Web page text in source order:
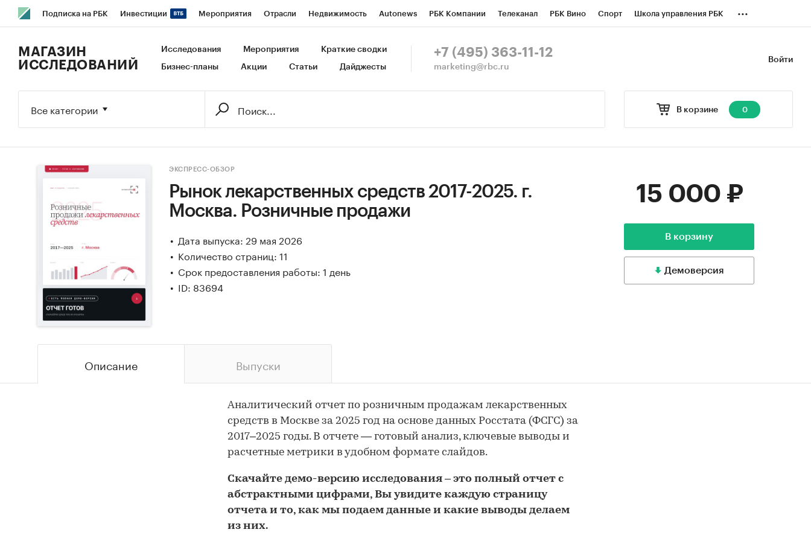
Подписка на РБК Инвестиции Мероприятия Отрасли Недвижимость Autonews РБК Компании Телеканал РБК Вино Спорт Школа управления РБК
Исследования Кредитные рейтинги Франшизы Газета Спецпроекты СПб Конференции СПб Спецпроекты
...
Войти
МАГАЗИН
ИССЛЕДОВАНИЙ
Исследования Мероприятия Краткие сводки
Бизнес-планы Акции Статьи Дайджесты
+7 (495) 363-11-12
marketing@rbc.ru
В корзине 0
Все категории
ЭКСПРЕСС-ОБЗОР
Рынок лекарственных средств 2017-2025. г.
Москва. Розничные продажи
Дата выпуска: 29 мая 2026
Количество страниц: 11
Срок предоставления работы: 1 день
ID: 83694
15 000 ₽
В корзину
Демоверсия
Описание Выпуски
Аналитический отчет по розничным продажам лекарственных
средств в Москве за 2025 год на основе данных Росстата (ФСГС) за
2017–2025 годы. В отчете — готовый анализ, ключевые выводы и
расчетные метрики в удобном формате слайдов.
Скачайте демо-версию исследования – это полный отчет с
абстрактными цифрами, Вы увидите каждую страницу
отчета и то, как мы подаем данные и какие выводы делаем
из них.